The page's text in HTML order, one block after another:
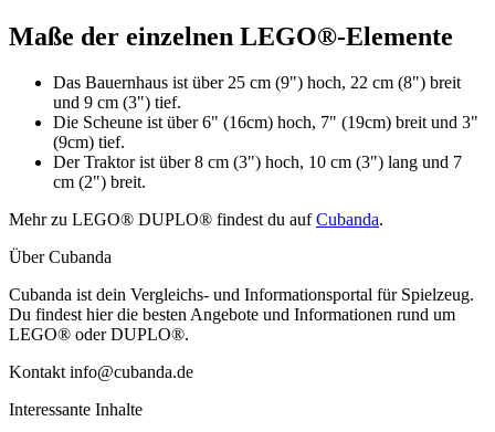
Maße der einzelnen LEGO®-Elemente
Das Bauernhaus ist über 25 cm (9") hoch, 22 cm (8") breit
und 9 cm (3") tief.
Die Scheune ist über 6" (16cm) hoch, 7" (19cm) breit und 3"
(9cm) tief.
Der Traktor ist über 8 cm (3") hoch, 10 cm (3") lang und 7
cm (2") breit.
Mehr zu LEGO® DUPLO® findest du aufCubanda.
Über Cubanda
Cubanda ist dein Vergleichs- und Informationsportal für Spielzeug.
Du findest hier die besten Angebote und Informationen rund um
LEGO® oder DUPLO®.
Kontakt info@cubanda.de
Interessante Inhalte